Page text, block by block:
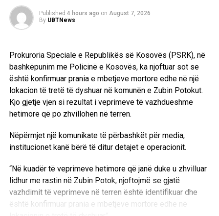
Published 4 hours ago on August 7, 2026
By UBTNews
Prokuroria Speciale e Republikës së Kosovës (PSRK), në
bashkëpunim me Policinë e Kosovës, ka njoftuar sot se
është konfirmuar prania e mbetjeve mortore edhe në një
lokacion të tretë të dyshuar në komunën e Zubin Potokut.
Kjo gjetje vjen si rezultat i veprimeve të vazhdueshme
hetimore që po zhvillohen në terren.
Nëpërmjet një komunikate të përbashkët për media,
institucionet kanë bërë të ditur detajet e operacionit.
“Në kuadër të veprimeve hetimore që janë duke u zhvilluar
lidhur me rastin në Zubin Potok, njoftojmë se gjatë
vazhdimit të veprimeve në terren është identifikuar dhe
është konfirmuar prania e mbetjeve mortore edhe në